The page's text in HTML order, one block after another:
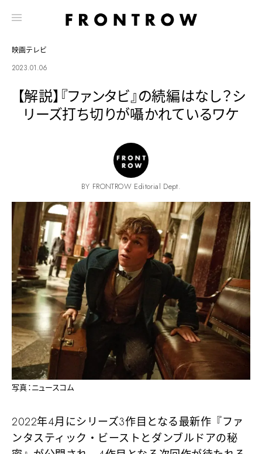
映画テレビ
2023.01.06
【解説】『ファンタビ』の続編はなし？シ
リーズ打ち切りが囁かれているワケ
BY FRONTROW Editorial Dept.
写真：ニュースコム
2022年4月にシリーズ3作目となる最新作『ファ
ンタスティック・ビーストとダンブルドアの秘